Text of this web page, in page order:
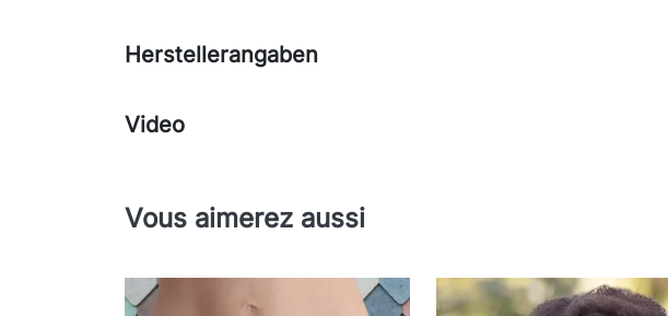
Herstellerangaben
Video
Vous aimerez aussi